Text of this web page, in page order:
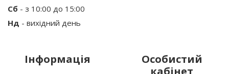
Ваш відгук
Сб - з 10:00 до 15:00
Нд - вихідний день
Інформація
Особистий
кабінет